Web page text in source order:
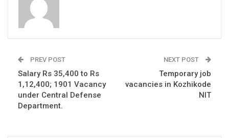
PREV POST
Salary Rs 35,400 to Rs
1,12,400; 1901 Vacancy
under Central Defense
Department.
NEXT POST
Temporary job
vacancies in Kozhikode
NIT